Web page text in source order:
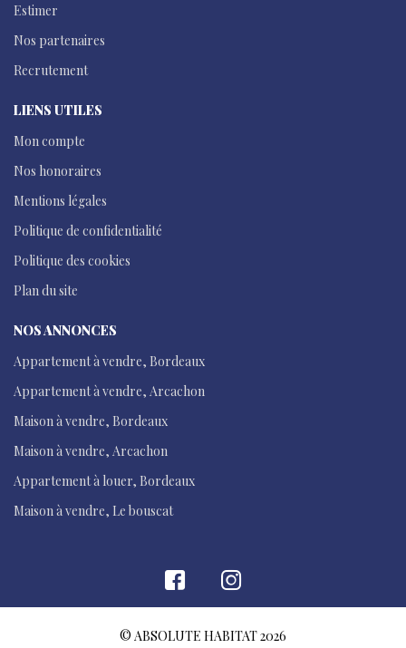
Estimer
Nos partenaires
Recrutement
LIENS UTILES
Mon compte
Nos honoraires
Mentions légales
Politique de confidentialité
Politique des cookies
Plan du site
NOS ANNONCES
Appartement à vendre, Bordeaux
Appartement à vendre, Arcachon
Maison à vendre, Bordeaux
Maison à vendre, Arcachon
Appartement à louer, Bordeaux
Maison à vendre, Le bouscat
© ABSOLUTE HABITAT 2026